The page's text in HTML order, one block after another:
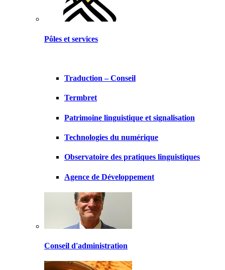
Pôles et services
Traduction – Conseil
Termbret
Patrimoine linguistique et signalisation
Technologies du numérique
Observatoire des pratiques linguistiques
Agence de Développement
Conseil d'administration